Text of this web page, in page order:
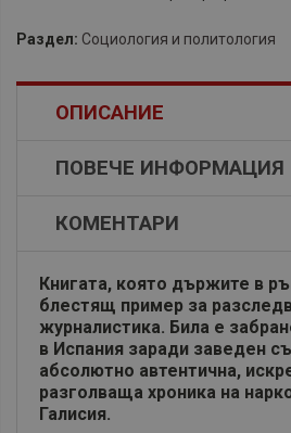
Раздел: Социология и политология
ОПИСАНИЕ
ПОВЕЧЕ ИНФОРМАЦИЯ
КОМЕНТАРИ
Книгата, която държите в
блестящ пример за
журналистика. Била е
в Испания заради заведен
абсолютно автентична,
разголваща хроника на
Галисия.